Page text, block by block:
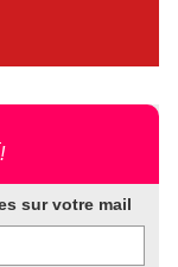
sur votre mail